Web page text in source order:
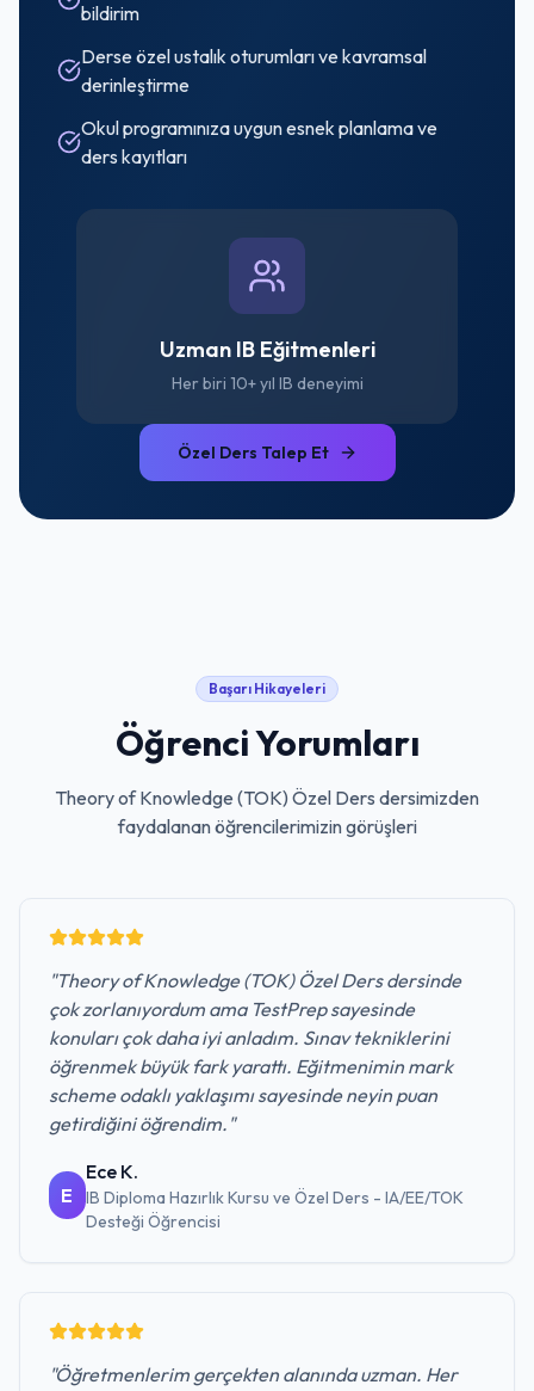
bildirim
Derse özel ustalık oturumları ve kavramsal
derinleştirme
Okul programınıza uygun esnek planlama ve
ders kayıtları
Uzman IB Eğitmenleri
Her biri 10+ yıl IB deneyimi
Özel Ders Talep Et
Başarı Hikayeleri
Öğrenci Yorumları
Theory of Knowledge (TOK) Özel Ders dersimizden
faydalanan öğrencilerimizin görüşleri
"Theory of Knowledge (TOK) Özel Ders dersinde
çok zorlanıyordum ama TestPrep sayesinde
konuları çok daha iyi anladım. Sınav tekniklerini
öğrenmek büyük fark yarattı. Eğitmenimin mark
scheme odaklı yaklaşımı sayesinde neyin puan
getirdiğini öğrendim. "
E
Ece K.
IB Diploma Hazırlık Kursu ve Özel Ders - IA/EE/TOK
Desteği Öğrencisi
"Öğretmenlerim gerçekten alanında uzman. Her